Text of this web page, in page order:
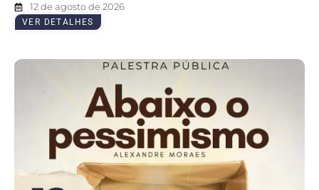
12 de agosto de 2026
VER DETALHES